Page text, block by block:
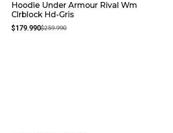
-31%
Hoodie Under Armour Rival Wm
Clrblock Hd-Gris
$179.990$259.990